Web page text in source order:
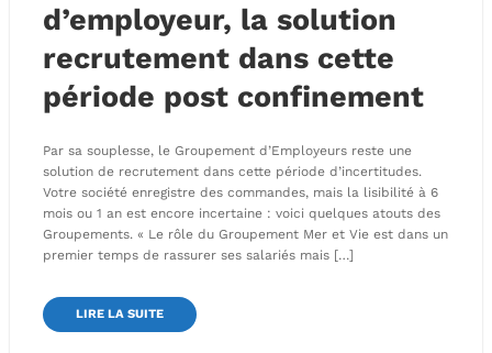
d’employeur, la solution
recrutement dans cette
période post confinement
Par sa souplesse, le Groupement d’Employeurs reste une
solution de recrutement dans cette période d’incertitudes.
Votre société enregistre des commandes, mais la lisibilité à 6
mois ou 1 an est encore incertaine : voici quelques atouts des
Groupements. « Le rôle du Groupement Mer et Vie est dans un
premier temps de rassurer ses salariés mais […]
LIRE LA SUITE